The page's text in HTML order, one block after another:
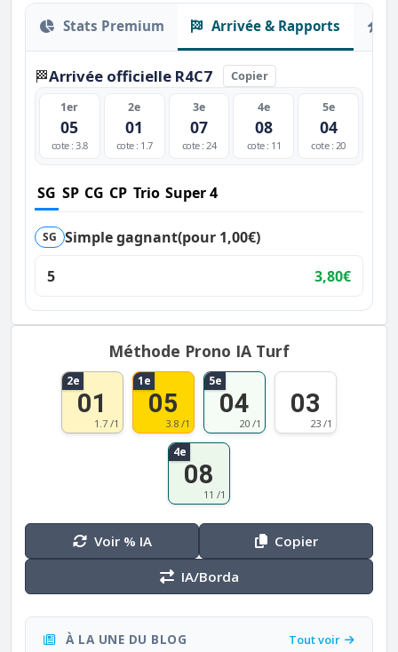
Stats Premium Arrivée & Rapports
🏁Arrivée officielle R4C7 Copier
1er
05
cote : 3.8
2e
01
cote : 1.7
3e
07
cote : 24
4e
08
cote : 11
5e
04
cote : 20
SG SP CG CP Trio Super 4
SG Simple gagnant(pour 1,00€)
5
3,80€
Méthode Prono IA Turf
2e
01
1.7 /1
1e
05
3.8 /1
5e
04
20 /1
03
23 /1
4e
08
11 /1
Voir % IA
Copier
IA/Borda
À LA UNE DU BLOG Tout voir